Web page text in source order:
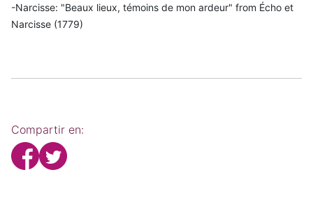
-Narcisse: "Beaux lieux, témoins de mon ardeur" from Écho et
Narcisse (1779)
Compartir en: